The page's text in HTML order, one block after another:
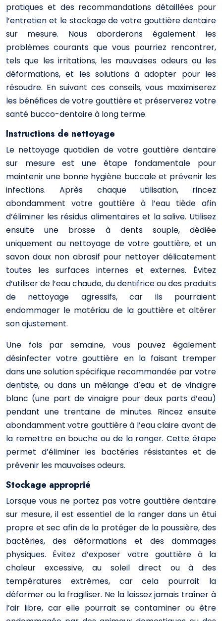
pratiques et des recommandations détaillées pour
l’entretien et le stockage de votre gouttière dentaire
sur mesure. Nous aborderons également les
problèmes courants que vous pourriez rencontrer,
tels que les irritations, les mauvaises odeurs ou les
déformations, et les solutions à adopter pour les
résoudre. En suivant ces conseils, vous maximiserez
les bénéfices de votre gouttière et préserverez votre
santé bucco-dentaire à long terme.
Instructions de nettoyage
Le nettoyage quotidien de votre gouttière dentaire
sur mesure est une étape fondamentale pour
maintenir une bonne hygiène buccale et prévenir les
infections. Après chaque utilisation, rincez
abondamment votre gouttière à l’eau tiède afin
d’éliminer les résidus alimentaires et la salive. Utilisez
ensuite une brosse à dents souple, dédiée
uniquement au nettoyage de votre gouttière, et un
savon doux non abrasif pour nettoyer délicatement
toutes les surfaces internes et externes. Évitez
d’utiliser de l’eau chaude, du dentifrice ou des produits
de nettoyage agressifs, car ils pourraient
endommager le matériau de la gouttière et altérer
son ajustement.
Une fois par semaine, vous pouvez également
désinfecter votre gouttière en la faisant tremper
dans une solution spécifique recommandée par votre
dentiste, ou dans un mélange d’eau et de vinaigre
blanc (une part de vinaigre pour deux parts d’eau)
pendant une trentaine de minutes. Rincez ensuite
abondamment votre gouttière à l’eau claire avant de
la remettre en bouche ou de la ranger. Cette étape
permet d’éliminer les bactéries résistantes et de
prévenir les mauvaises odeurs.
Stockage approprié
Lorsque vous ne portez pas votre gouttière dentaire
sur mesure, il est essentiel de la ranger dans un étui
propre et sec afin de la protéger de la poussière, des
bactéries, des déformations et des dommages
physiques. Évitez d’exposer votre gouttière à la
chaleur excessive, au soleil direct ou à des
températures extrêmes, car cela pourrait la
déformer ou la fragiliser. Ne la laissez jamais traîner à
l’air libre, car elle pourrait se contaminer ou être